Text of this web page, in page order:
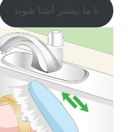
با ما بیشتر آشنا شوید